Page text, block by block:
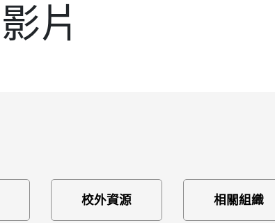
影片
校外資源 相關組織